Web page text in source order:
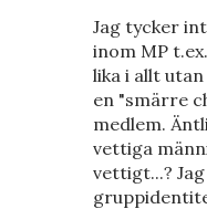
Jag tycker
inom MP
lika i allt
en "smärre
medlem.
vettiga
vettigt...?